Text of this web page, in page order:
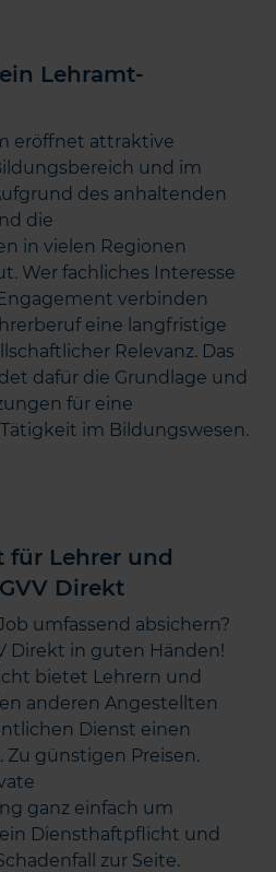
Lehramt-
eröffnet attraktive
und im
des anhaltenden
die
in vielen Regionen
Wer fachliches Interesse
verbinden
eine langfristige
Relevanz. Das
dafür die Grundlage und
für eine
im Bildungswesen.
Lehrer und
Direkt
umfassend absichern?
Direkt in guten Händen!
bietet Lehrern und
anderen Angestellten
Dienst einen
Zu günstigen Preisen.
ganz einfach um
Diensthaftpflicht und
zur Seite.